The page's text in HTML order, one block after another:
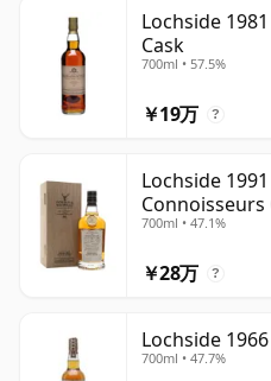
Lochside
Cask
700ml • 57.5%
￥19万 ?
Lochside
Connoisseurs
700ml • 47.1%
￥28万 ?
Lochside
700ml • 47.7%